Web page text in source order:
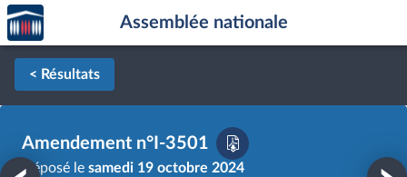
Aller au contenu
Aller en bas de la page
Accèder
à la
page
d'accueil
Assemblée nationale
< Résultats
Amendement n°I-3501
Déposé le samedi 19 octobre 2024